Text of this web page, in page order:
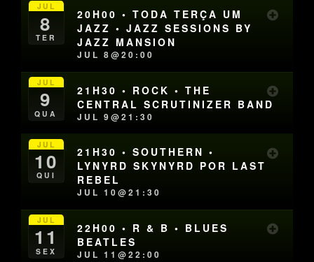
JUL
8
TER
20H00 • TODA TERÇA UM
JAZZ • JAZZ SESSIONS BY
JAZZ MANSION
JUL 8@20:00
JUL
9
QUA
21H30 • ROCK • THE
CENTRAL SCRUTINIZER BAND
JUL 9@21:30
JUL
10
QUI
21H30 • SOUTHERN •
LYNYRD SKYNYRD POR LAST
REBEL
JUL 10@21:30
JUL
11
SEX
22H00 • R & B • BLUES
BEATLES
JUL 11@22:00